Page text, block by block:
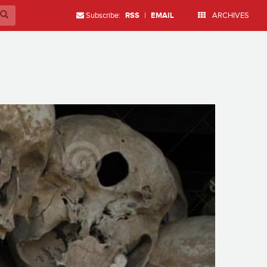
Subscribe: RSS | EMAIL ARCHIVES